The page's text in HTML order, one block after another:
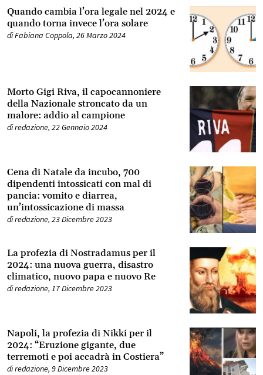
Quando cambia l’ora legale nel 2024 e
quando torna invece l’ora solare
diFabiana Coppola, 26 Marzo 2024
Morto Gigi Riva, il capocannoniere
della Nazionale stroncato da un
malore: addio al campione
diredazione, 22 Gennaio 2024
Cena di Natale da incubo, 700
dipendenti intossicati con mal di
pancia: vomito e diarrea,
un’intossicazione di massa
diredazione, 23 Dicembre 2023
La profezia di Nostradamus per il
2024: una nuova guerra, disastro
climatico, nuovo papa e nuovo Re
diredazione, 17 Dicembre 2023
Napoli, la profezia di Nikki per il
2024: “Eruzione gigante, due
terremoti e poi accadrà in Costiera”
diredazione, 9 Dicembre 2023